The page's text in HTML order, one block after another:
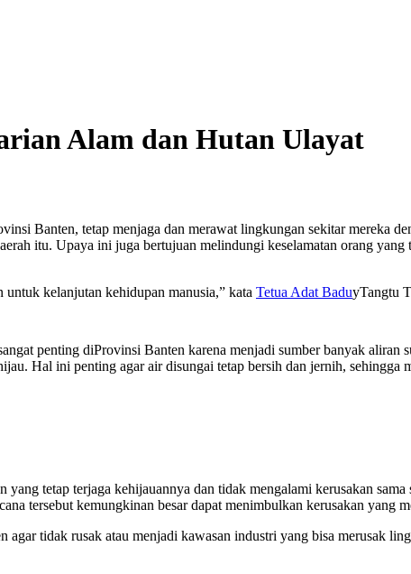
Alam dan Hutan Ulayat
Banten, tetap menjaga dan merawat lingkungan sekitar mereka
itu. Upaya ini juga bertujuan melindungi keselamatan orang
kelanjutan kehidupan manusia,” kata Tetua Adat BaduyTangtu
penting diProvinsi Banten karena menjadi sumber banyak
Hal ini penting agar air disungai tetap bersih dan jernih,
tetap terjaga kehijauannya dan tidak mengalami kerusakan
tersebut kemungkinan besar dapat menimbulkan kerusakan yang
tidak rusak atau menjadi kawasan industri yang bisa merusak